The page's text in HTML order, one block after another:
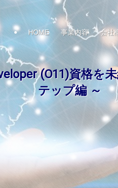
HOME 事業内容 会社
(O11)資格
テップ編 ～